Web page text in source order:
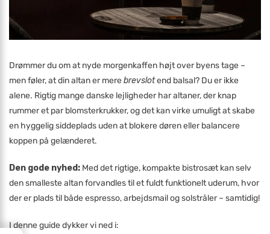
Drømmer du om at nyde morgenkaffen højt over byens tage –
men føler, at din altan er merebrevslotend balsal? Du er ikke
alene. Rigtig mange danske lejligheder har altaner, der knap
rummer et par blomsterkrukker, og det kan virke umuligt at skabe
en hyggelig siddeplads uden at blokere døren eller balancere
koppen på gelænderet.
Den gode nyhed: Med det rigtige, kompakte bistrosæt kan selv
den smalleste altan forvandles til et fuldt funktionelt uderum, hvor
der er plads til både espresso, arbejdsmail og solstråler – samtidig!
I denne guide dykker vi ned i: